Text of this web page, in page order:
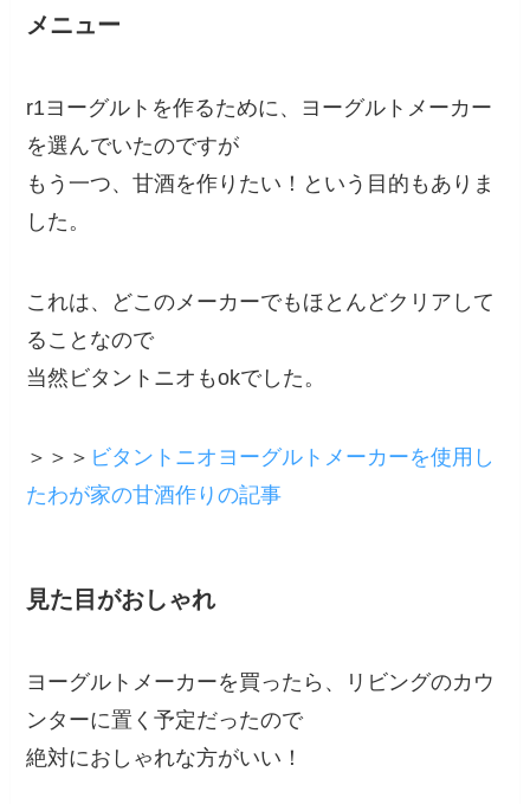
メニュー
r1ヨーグルトを作るために、ヨーグルトメーカー
を選んでいたのですが
もう一つ、甘酒を作りたい！ という目的もありま
した。
これは、どこのメーカーでもほとんどクリアして
ることなので
当然ビタントニオもokでした。
＞＞＞ ビタントニオヨーグルトメーカーを使用し
たわが家の甘酒作りの記事
見た目がおしゃれ
ヨーグルトメーカーを買ったら、リビングのカウ
ンターに置く予定だったので
絶対におしゃれな方がいい！